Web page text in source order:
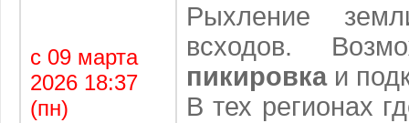
с 09 марта
2026 18:37
(пн)
Рыхление
всходов.
пикировкаи
В тех регионах